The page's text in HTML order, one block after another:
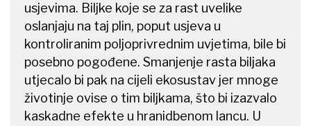
usjevima. Biljke koje se za rast uvelike
oslanjaju na taj plin, poput usjeva u
kontroliranim poljoprivrednim uvjetima, bile bi
posebno pogođene. Smanjenje rasta biljaka
utjecalo bi pak na cijeli ekosustav jer mnoge
životinje ovise o tim biljkama, što bi izazvalo
kaskadne efekte u hranidbenom lancu. U